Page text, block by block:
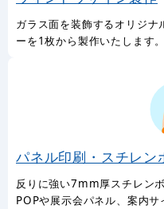
ガラス面を装飾するオリジ
ーを1枚から製作いたします。
パネル印刷・スチレン
反りに強い7mm厚スチレン
POPや展示会パネル、案内